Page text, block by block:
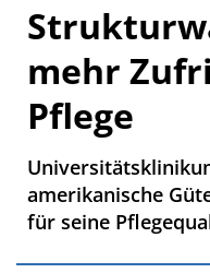
mehr
Pflege
amerikanische
für seine